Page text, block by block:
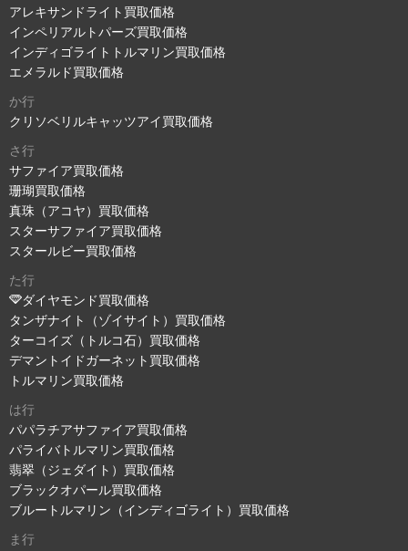
アレキサンドライト買取価格
インペリアルトパーズ買取価格
インディゴライトトルマリン買取価格
エメラルド買取価格
か行
クリソベリルキャッツアイ買取価格
さ行
サファイア買取価格
珊瑚買取価格
真珠（アコヤ）買取価格
スターサファイア買取価格
スタールビー買取価格
た行
ダイヤモンド買取価格
タンザナイト（ゾイサイト）買取価格
ターコイズ（トルコ石）買取価格
デマントイドガーネット買取価格
トルマリン買取価格
は行
パパラチアサファイア買取価格
パライバトルマリン買取価格
翡翠（ジェダイト）買取価格
ブラックオパール買取価格
ブルートルマリン（インディゴライト）買取価格
ま行